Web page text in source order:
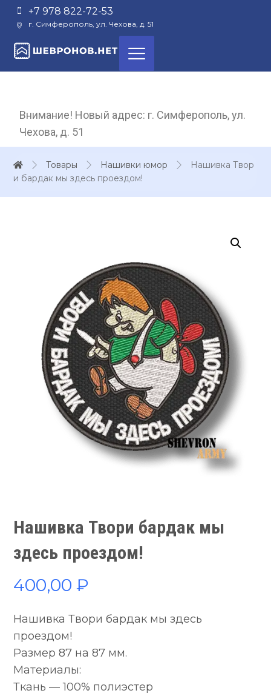
+7 978 822-72-53
г. Симферополь, ул. Чехова, д. 51
Внимание! Новый адрес: г. Симферополь, ул.
Чехова, д. 51
Товары Нашивки юмор
Нашивка Твор
и бардак мы здесь проездом!
Нашивка Твори бардак мы
здесь проездом!
400,00₽
Нашивка Твори бардак мы здесь
проездом!
Размер 87 на 87 мм.
Материалы:
Ткань — 100% полиэстер